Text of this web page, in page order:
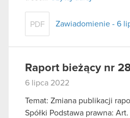
PDF Zawiadomienie - 6
Raport bieżący nr
6 lipca 2022
Temat: Zmiana publikacji
Spółki Podstawa prawna: